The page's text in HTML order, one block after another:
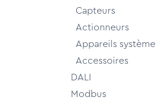
Capteurs
Actionneurs
Appareils système
Accessoires
DALI
Modbus